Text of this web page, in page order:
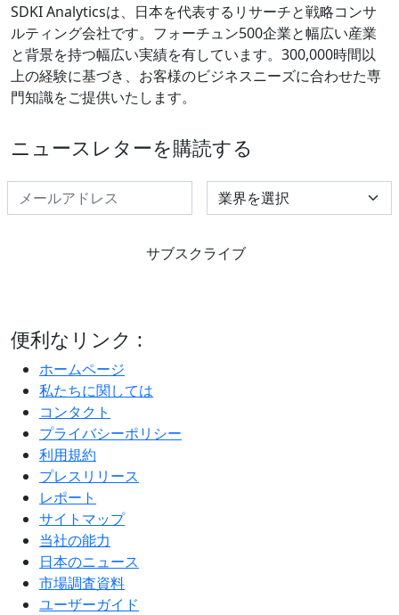
SDKI Analyticsは、日本を代表するリサーチと戦略コンサ
ルティング会社です。フォーチュン500企業と幅広い産業
と背景を持つ幅広い実績を有しています。300,000時間以
上の経験に基づき、お客様のビジネスニーズに合わせた専
門知識をご提供いたします。
ニュースレターを購読する
Select Industry
サブスクライブ
便利なリンク :
ホームページ
私たちに関しては
コンタクト
プライバシーポリシー
利用規約
プレスリリース
レポート
サイトマップ
当社の能力
日本のニュース
市場調査資料
ユーザーガイド